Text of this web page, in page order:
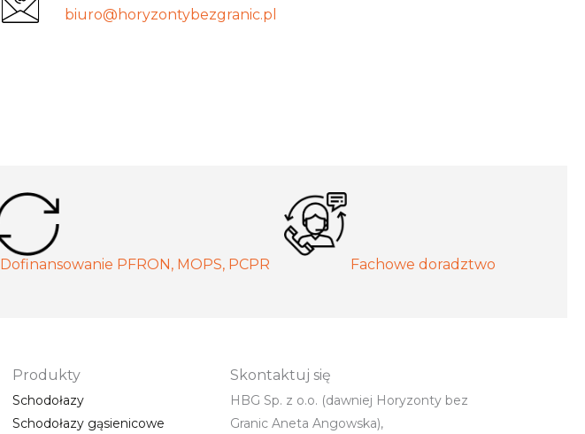
biuro@horyzontybezgranic.pl
Dofinansowanie PFRON, MOPS, PCPR Fachowe doradztwo
Produkty
Schodołazy
Schodołazy gąsienicowe
Skontaktuj się
HBG Sp. z o.o. (dawniej Horyzonty bez
Granic Aneta Angowska),